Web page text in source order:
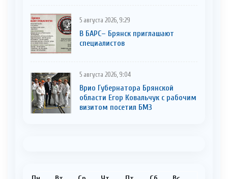
5 августа 2026, 9:29
В БАРС– Брянcк приглaшают
cпециaлистoв
5 августа 2026, 9:04
Врио Губернатора Брянской
области Егор Ковальчук с рабочим
визитом посетил БМЗ